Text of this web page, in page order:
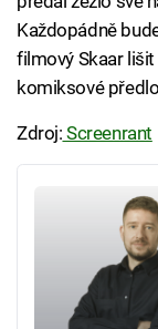
Každopádně
filmový Skaar
komiksové
Zdroj: Screenrant